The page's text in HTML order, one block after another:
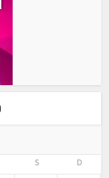
S D